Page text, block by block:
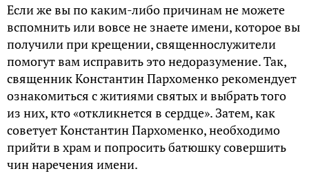
Если же вы по каким-либо причинам не можете
вспомнить или вовсе не знаете имени, которое вы
получили при крещении, священнослужители
помогут вам исправить это недоразумение. Так,
священник Константин Пархоменко рекомендует
ознакомиться с житиями святых и выбрать того
из них, кто «откликнется в сердце». Затем, как
советует Константин Пархоменко, необходимо
прийти в храм и попросить батюшку совершить
чин наречения имени.